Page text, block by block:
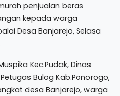
penjualan beras
kepada warga
Desa Banjarejo, Selasa
Kec.Pudak, Dinas
Bulog Kab.Ponorogo,
desa Banjarejo, warga